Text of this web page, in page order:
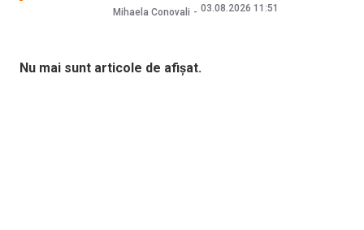
Mihaela Conovali 03.08.2026 11:51
Nu mai sunt articole de afișat.